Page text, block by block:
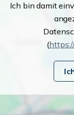
Ich bin damit
(